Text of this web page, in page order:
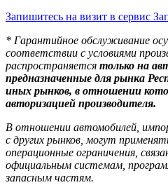
Запишитесь на визит в сервис
* Гарантийное обслуживание
соответствии с условиями
распространяется только на
предназначенные для рынка
иных рынков, в отношении
авторизацией производителя.
В отношении автомобилей,
с других рынков, могут
операционные ограничения,
официальным системам,
запасным частям.